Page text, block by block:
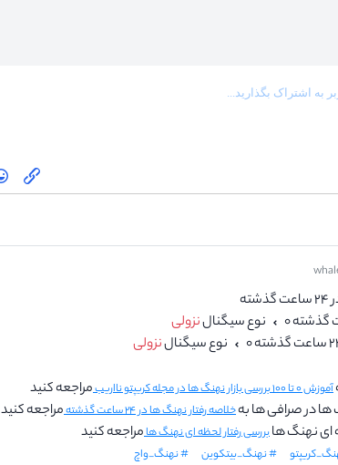
نوع سیگنالنزولی
نوع سیگنالنزولی
آموزش ۰ تا ۱۰۰ بررسی بازار نهنگ ها در مجله کریپتو نااریب
مراجعه کنید
ها در صرافی ها بهخلاصه رفتار نهنگ ها در ۲۴ ساعت گذشته
مراجعه کنید
ای نهنگ هابررسی رفتار لحظه ای نهنگ هامراجعه کنید
# نهنگ_بیتکوین # نهنگ_واچ